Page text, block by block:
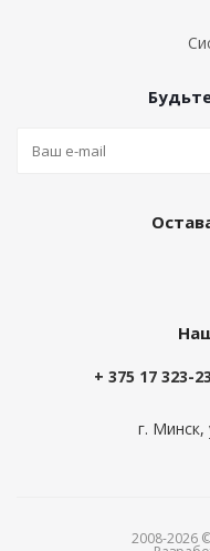
+ 375 17 323-
г. Минск,
2008-2026